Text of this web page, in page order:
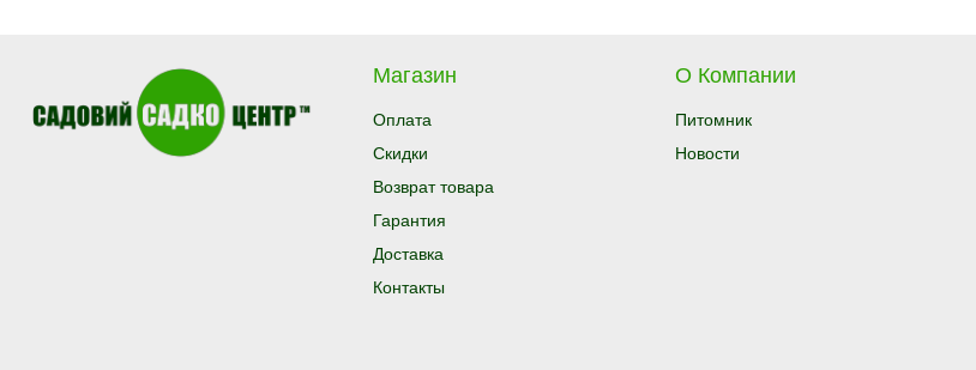
Магазин
Оплата
Скидки
Возврат товара
Гарантия
Доставка
Контакты
О Компании
Питомник
Новости